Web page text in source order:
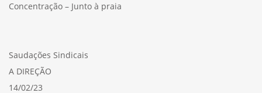
Concentração – Junto à praia
Saudações Sindicais
A DIREÇÃO
14/02/23